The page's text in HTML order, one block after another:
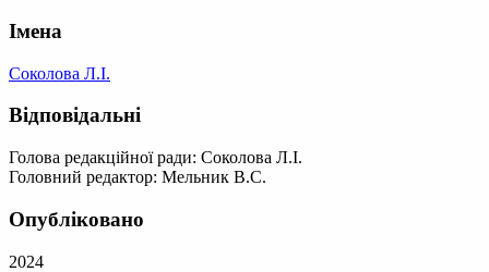
Імена
Соколова Л.І.
Відповідальні
Голова редакційної ради: Соколова Л.І.
Головний редактор: Мельник В.С.
Опубліковано
2024